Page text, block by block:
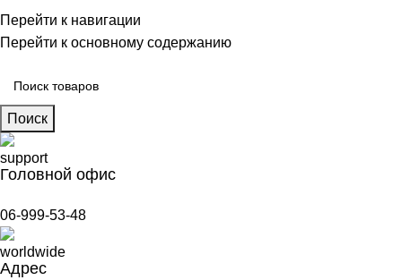
Перейти к навигации
Перейти к основному содержанию
Бельцы: Ул: Sofiei 27
06-999-53-48
Поиск
Головной офис
06-999-53-48
Адрес